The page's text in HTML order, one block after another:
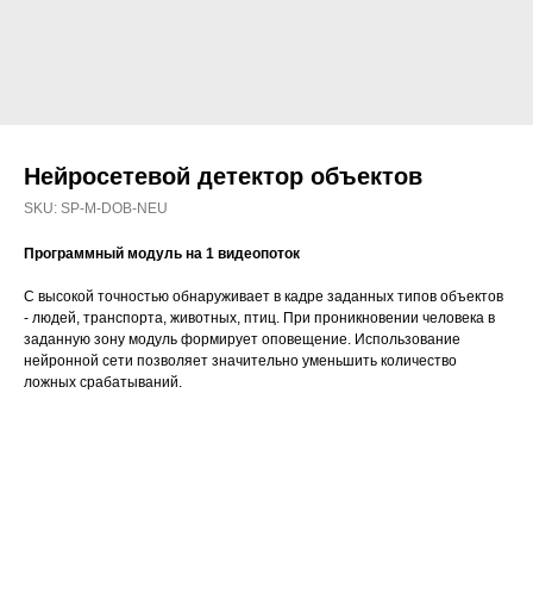
Нейросетевой детектор объектов
SKU: SP-M-DOB-NEU
Программный модуль на 1 видеопоток
С высокой точностью обнаруживает в кадре заданных типов объектов
- людей, транспорта, животных, птиц. При проникновении человека в
заданную зону модуль формирует оповещение. Использование
нейронной сети позволяет значительно уменьшить количество
ложных срабатываний.